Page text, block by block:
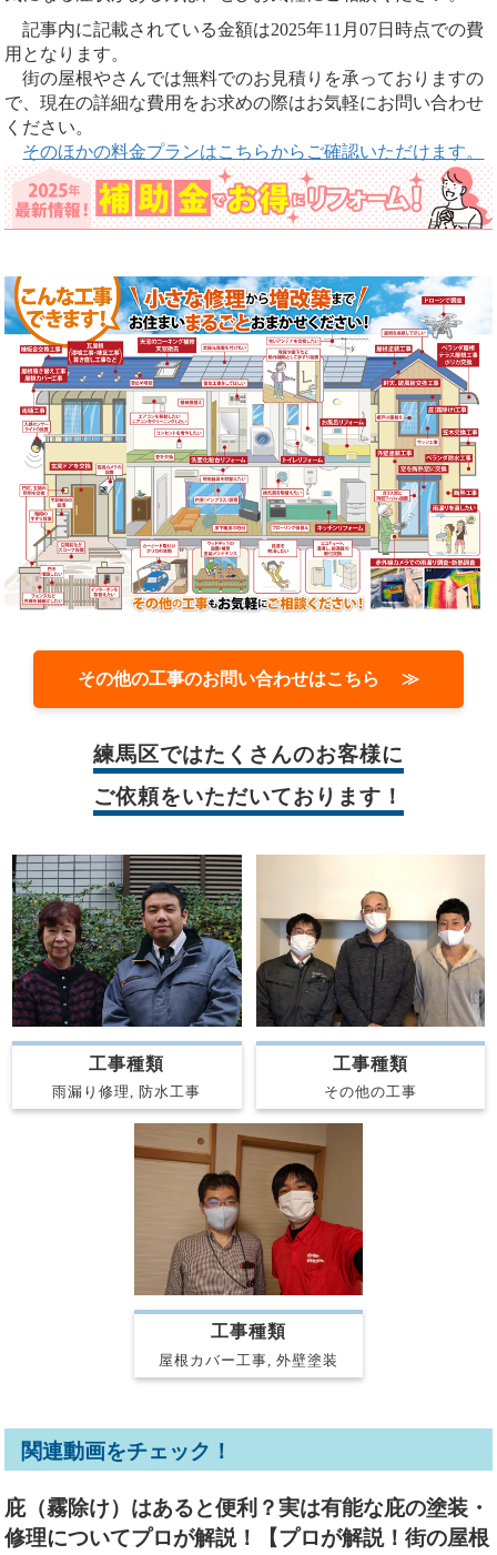
記事内に記載されている金額は2025年11月07日時点での費
用となります。
街の屋根やさんでは無料でのお見積りを承っておりますの
で、現在の詳細な費用をお求めの際はお気軽にお問い合わせ
ください。
そのほかの料金プランはこちらからご確認いただけます。
その他の工事のお問い合わせはこちら ≫
練馬区ではたくさんのお客様に
ご依頼をいただいております！
工事種類
雨漏り修理, 防水工事
工事種類
その他の工事
工事種類
屋根カバー工事, 外壁塗装
関連動画をチェック！
庇（霧除け）はあると便利？実は有能な庇の塗装・
修理についてプロが解説！【プロが解説！街の屋根